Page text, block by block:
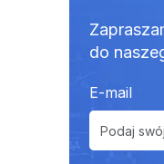
do
E-mail